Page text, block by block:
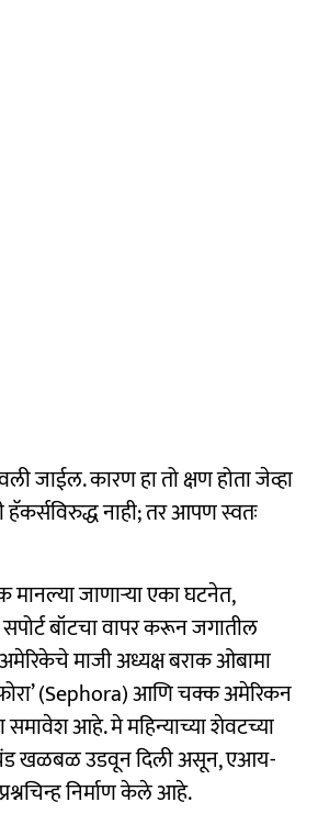
जाईल. कारण हा तो क्षण होता जेव्हा
नाही; तर आपण स्वतः
जाणाऱ्या एका घटनेत,
बॉटचा वापर करून जगातील
माजी अध्यक्ष बराक ओबामा
(Sephora) आणि चक्क अमेरिकन
समावेश आहे. मे महिन्याच्या शेवटच्या
खळबळ उडवून दिली असून, एआय-
निर्माण केले आहे.